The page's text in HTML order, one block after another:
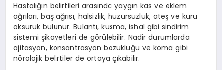
Hastalığın belirtileri arasında yaygın kas ve eklem
ağrıları, baş ağrısı, halsizlik, huzursuzluk, ateş ve kuru
öksürük bulunur. Bulantı, kusma, ishal gibi sindirim
sistemi şikayetleri de görülebilir. Nadir durumlarda
ajitasyon, konsantrasyon bozukluğu ve koma gibi
nörolojik belirtiler de ortaya çıkabilir.